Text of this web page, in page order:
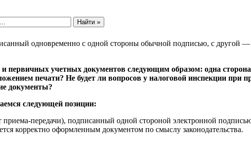
одновременно с одной стороны обычной подписью, с другой
и первичных учетных документов следующим образом: одна
печати? Не будет ли вопросов у налоговой инспекции при
документы?
следующей позиции:
приема-передачи), подписанный одной стороной электронной
корректно оформленным документом по смыслу законодательства.